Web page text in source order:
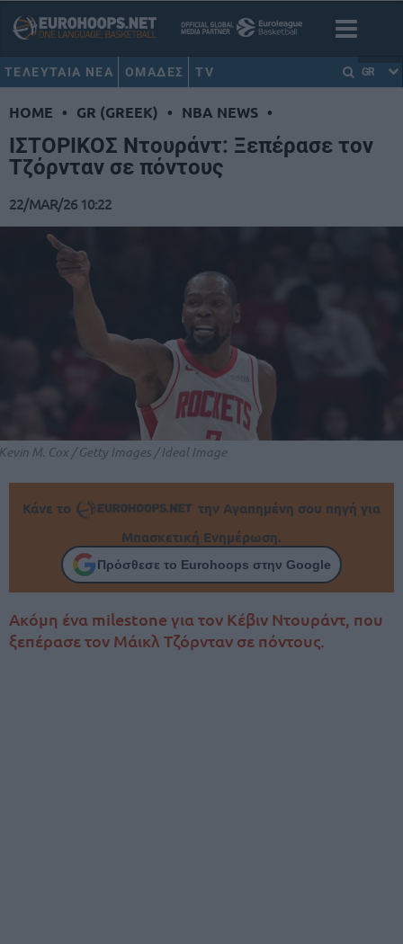
ΤΕΛΕΥΤΑΙΑ ΝΕΑ ΟΜΑΔΕΣ TV GR
HOME • GR (GREEK) • NBA NEWS •
ΙΣΤΟΡΙΚΟΣ Ντουράντ: Ξεπέρασε τον
Τζόρνταν σε πόντους
22/MAR/26 10:22
M. Cox / Getty Images / Ideal Image
Κάνε το
την Αγαπημένη σου πηγή για
Μπασκετική Ενημέρωση.
Πρόσθεσε το Eurohoops στην Google
Ακόμη ένα milestone για τον Κέβιν Ντουράντ, που
ξεπέρασε τον Μάικλ Τζόρνταν σε πόντους.